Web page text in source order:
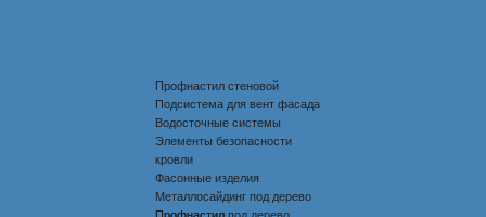
Профнастил стеновой
Подсистема для вент фасада
Водосточные системы
Элементы безопасности
кровли
Фасонные изделия
Металлосайдинг под дерево